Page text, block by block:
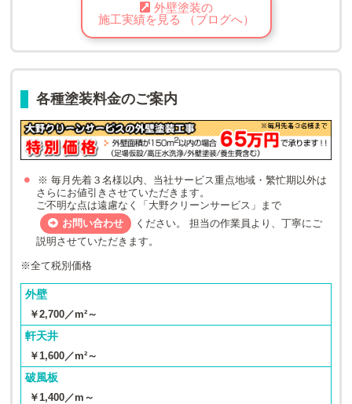
外壁塗装の
施工実績を見る （ブログへ）
各種塗装料金のご案内
※ 毎月先着３名様以内、当社サービス重点地域・繁忙期以外は
さらにお値引きさせていただきます。
ご不明な点は遠慮なく「大野クリーンサービス」まで
お問い合わせ
ください。 担当の作業員より、丁寧にご
説明させていただきます。
※全て税別価格
外壁
￥2,700／m²～
軒天井
￥1,600／m²～
破風板
￥1,400／m～